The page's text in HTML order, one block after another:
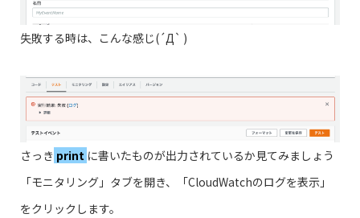
失敗する時は、こんな感じ(´Д` )
さっき print に書いたものが出力されているか見てみましょう
「モニタリング」タブを開き、「CloudWatchのログを表示」
をクリックします。